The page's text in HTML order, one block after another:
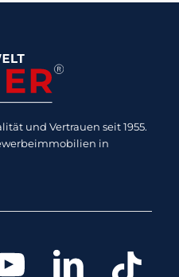
und Vertrauen seit 1955.
in